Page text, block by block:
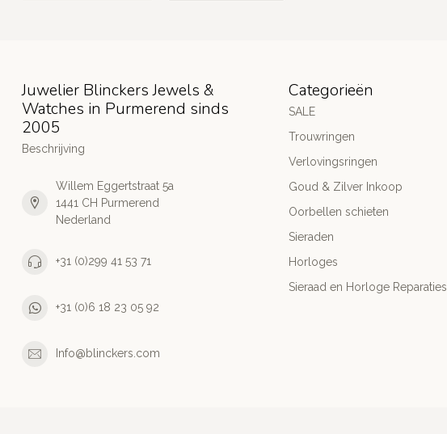
Juwelier Blinckers Jewels &
Watches in Purmerend sinds
2005
Beschrijving
Willem Eggertstraat 5a
1441 CH Purmerend
Nederland
+31 (0)299 41 53 71
+31 (0)6 18 23 05 92
Info@blinckers.com
Categorieën
SALE
Trouwringen
Verlovingsringen
Goud & Zilver Inkoop
Oorbellen schieten
Sieraden
Horloges
Sieraad en Horloge Reparaties